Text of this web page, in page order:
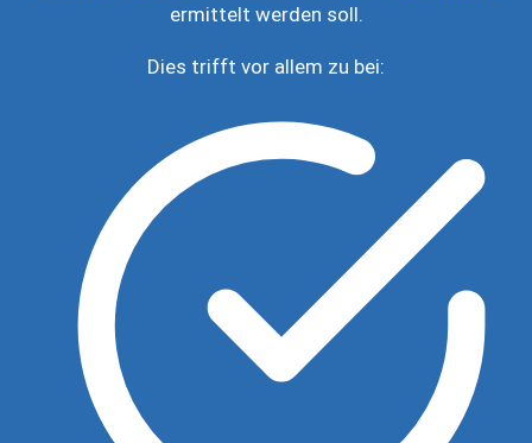
ermittelt werden soll.
Dies trifft vor allem zu bei: